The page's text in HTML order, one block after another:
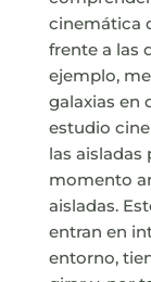
cinemática
frente a las
ejemplo,
galaxias en
estudio
las
momento
aisladas.
entran en
entorno,